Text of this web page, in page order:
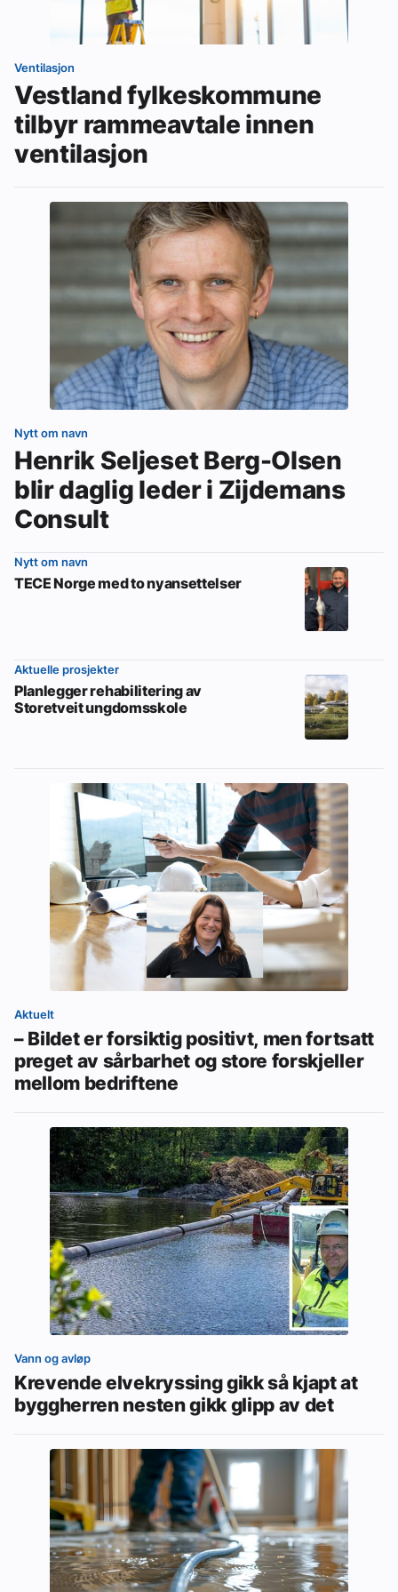
Ventilasjon
Vestland fylkeskommune
tilbyr rammeavtale innen
ventilasjon
Nytt om navn
Henrik Seljeset Berg-Olsen
blir daglig leder i Zijdemans
Consult
Nytt om navn
TECE Norge med to nyansettelser
Aktuelle prosjekter
Planlegger rehabilitering av
Storetveit ungdomsskole
Aktuelt
– Bildet er forsiktig positivt, men fortsatt
preget av sårbarhet og store forskjeller
mellom bedriftene
Vann og avløp
Krevende elvekryssing gikk så kjapt at
byggherren nesten gikk glipp av det